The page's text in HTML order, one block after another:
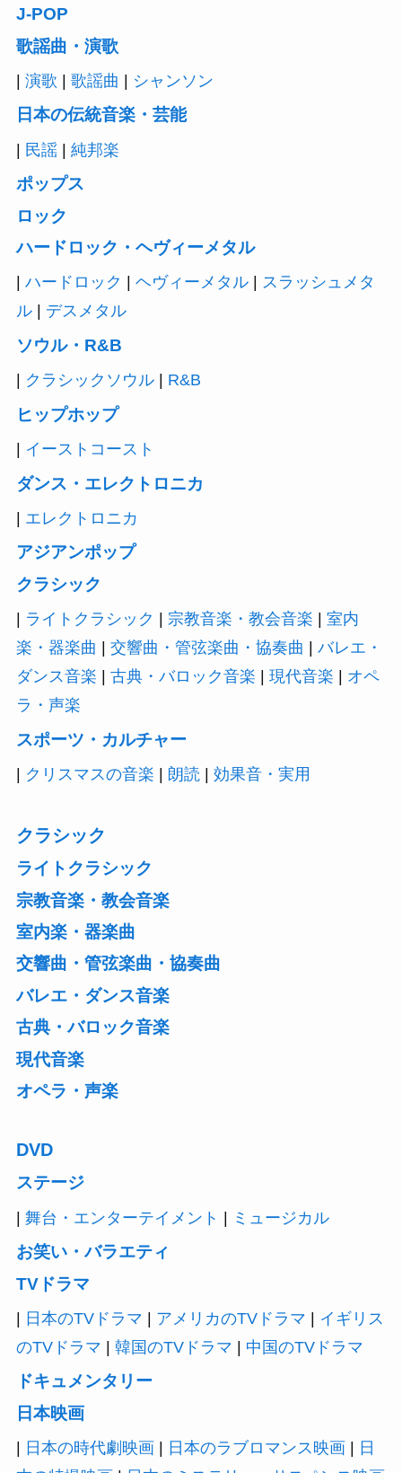
J-POP
歌謡曲・演歌
演歌 歌謡曲 シャンソン
日本の伝統音楽・芸能
| 民謡| 純邦楽
ポップス
ロック
ハードロック・ヘヴィーメタル
ハードロック ヘヴィーメタル| スラッシュメタ
ル| デスメタル
ソウル・R&B
クラシックソウル| R&B
ヒップホップ
イーストコースト
ダンス・エレクトロニカ
| エレクトロニカ
アジアンポップ
クラシック
ライトクラシック 宗教音楽・教会音楽
室内
楽・器楽曲
交響曲・管弦楽曲・協奏曲
バレエ・
ダンス音楽
古典・バロック音楽 現代音楽
オペ
ラ・声楽
スポーツ・カルチャー
| クリスマスの音楽 | 朗読 | 効果音・実用
クラシック
ライトクラシック
宗教音楽・教会音楽
室内楽・器楽曲
交響曲・管弦楽曲・協奏曲
バレエ・ダンス音楽
古典・バロック音楽
現代音楽
オペラ・声楽
DVD
ステージ
| 舞台・エンターテイメント | ミュージカル
お笑い・バラエティ
TVドラマ
| 日本のTVドラマ | アメリカのTVドラマ | イギリス
のTVドラマ | 韓国のTVドラマ | 中国のTVドラマ
ドキュメンタリー
日本映画
日本の時代劇映画 日本のラブロマンス映画
日